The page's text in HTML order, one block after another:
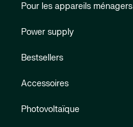
Pour les appareils ménagers
Power supply
Bestsellers
Accessoires
Photovoltaïque